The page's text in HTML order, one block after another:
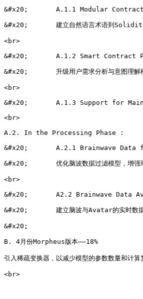
&#x20;       A.1.1 Modular Contract
&#x20;       建立自然语言术语到Solidity语
<br>
&#x20;       A.1.2 Smart Contract
&#x20;       升级用户需求分析与意图理解
<br>
&#x20;       A.1.3 Support for
<br>
A.2. In the Processing Phase :
&#x20;       A.2.1 Brainwave Data
&#x20;       优化脑波数据过滤模型，增强环
<br>
&#x20;       A2.2 Brainwave Data
&#x20;       建立脑波与Avatar的实时数据
&#x20;
B. 4月份Morpheus版本——18%
引入稀疏变换器，以减少模型的参数数量和计算